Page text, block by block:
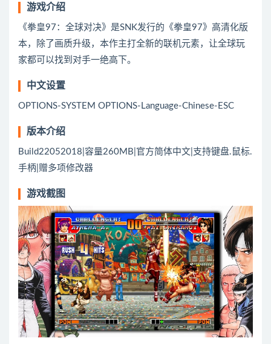
游戏介绍
《拳皇97：全球对决》是SNK发行的《拳皇97》高清化版
本，除了画质升级，本作主打全新的联机元素，让全球玩
家都可以找到对手一绝高下。
中文设置
OPTIONS-SYSTEM OPTIONS-Language-Chinese-ESC
版本介绍
Build22052018|容量260MB|官方简体中文|支持键盘.鼠标.
手柄|赠多项修改器
游戏截图